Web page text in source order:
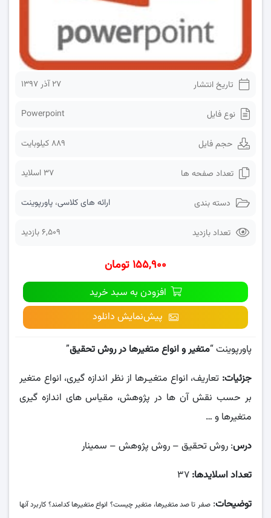
تاریخ انتشار ۲۷ آذر ۱۳۹۷
نوع فایل Powerpoint
حجم فایل 889 کیلوبایت
تعداد صفحه ها 37 اسلاید
دسته بندی ارائه های کلاسی، پاورپوینت
تعداد بازدید 6,509 بازدید
۱۵۵,۹۰۰ تومان
افزودن به سبد خرید
پیش‌نمایش دانلود
پاورپوینت “متغیر و انواع متغیرها در روش تحقیق”
جزئیات: تعاریف، انواع متغیـرها از نظر اندازه گیری، انواع متغیر
بر حسب نقش آن ها در پژوهش، مقیاس های اندازه گیری
متغیرها و …
درس: روش تحقیق – روش پژوهش – سمینار
تعداد اسلایدها:
توضیحات:صفر تا صد متغیرها، متغیر چیست؟ انواع متغیرها کدامند؟ کاربرد آنها